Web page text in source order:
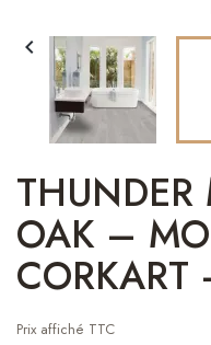

OAK –
Prix affiché TTC